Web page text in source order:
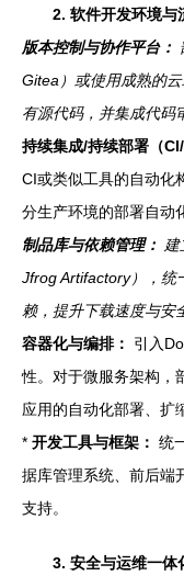
2. 软件开发环境与
版本控制与协作平台：
Gitea）或使用成熟的
有源代码，并集成代码
持续集成/持续部署（
CI或类似工具的自动化
分生产环境的部署自动
制品库与依赖管理： 建
Jfrog Artifactory），统
赖，提升下载速度与安
容器化与编排：
引入
性。对于微服务架构，
应用的自动化部署、扩
* 开发工具与框架： 统
据库管理系统、前后端
支持。
3. 安全与运维一体